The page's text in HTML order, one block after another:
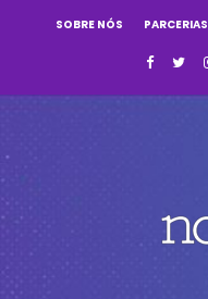
SOBRE NÓS PARCERIAS